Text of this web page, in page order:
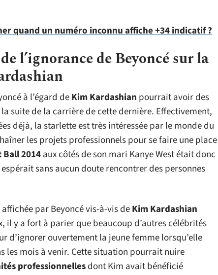
quand un numéro inconnu affiche +34 indicatif ?
l’ignorance de Beyoncé sur la
à l’égard deKim Kardashian pourrait avoir des
suite de la carrière de cette dernière. Effectivement,
déjà, la starlette est très intéressée par le monde du
les projets professionnels pour se faire une place
Ball 2014aux côtés de son mari Kanye West était donc
sans aucun doute rencontrer des personnes
par Beyoncé vis-à-vis deKim Kardashian
il y a fort à parier que beaucoup d’autres célébrités
d’ignorer ouvertement la jeune femme lorsqu’elle
les mois à venir. Cette situation pourrait nuire
professionnellesdont Kim avait bénéficié